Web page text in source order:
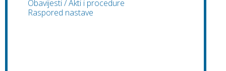
Obavijesti / Akti i procedure
Raspored nastave